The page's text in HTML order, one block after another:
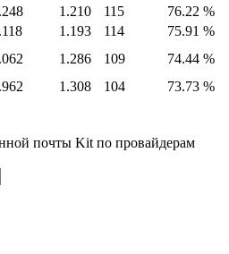
1.210 115
76.22 %
1.193 114
75.91 %
1.286 109
74.44 %
1.308 104 73.73 %